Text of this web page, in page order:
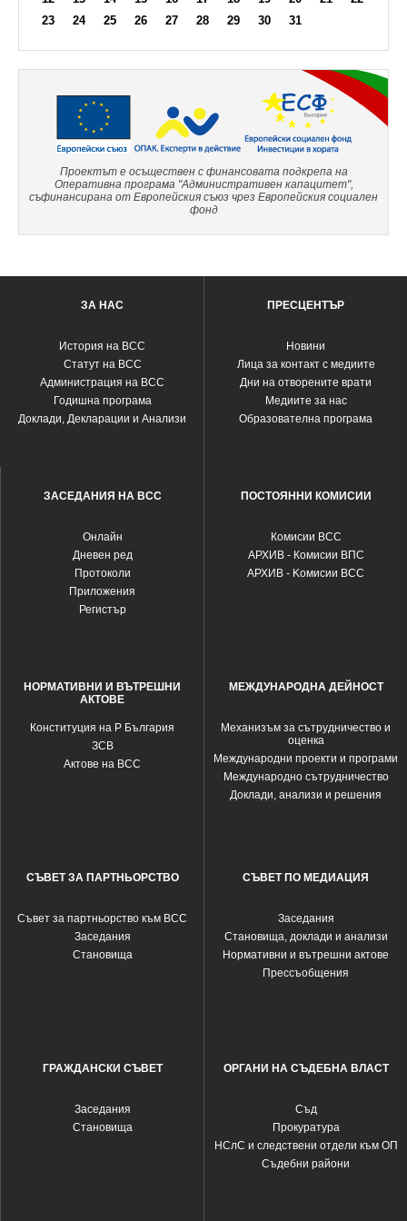
23
24 25 26 27 28 29 30 31
Проектът е осъществен с финансовата подкрепа на
Оперативна програма "Административен капацитет",
съфинансирана от Европейския съюз чрез Европейския социален
фонд
ЗА НАС
История на ВСС
Статут на ВСС
Администрация на ВСС
Годишна програма
Доклади, Декларации и Анализи
ПРЕСЦЕНТЪР
Новини
Лица за контакт с медиите
Дни на отворените врати
Медиите за нас
Образователна програма
ЗАСЕДАНИЯ НА ВСС
Oнлайн
Дневен ред
Протоколи
Приложения
Регистър
ПОСТОЯННИ КОМИСИИ
Комисии ВСС
АРХИВ - Комисии ВПС
АРХИВ - Kомисии ВСС
НОРМАТИВНИ И ВЪТРЕШНИ
АКТОВЕ
Конституция на Р България
ЗСВ
Актове на ВСС
МЕЖДУНАРОДНА ДЕЙНОСТ
Механизъм за сътрудничество и
оценка
Международни проекти и програми
Международно сътрудничество
Доклади, анализи и решения
СЪВЕТ ЗА ПАРТНЬОРСТВО
Съвет за партньорство към ВСС
Заседания
Становища
СЪВЕТ ПО МЕДИАЦИЯ
Заседания
Становища, доклади и анализи
Нормативни и вътрешни актове
Прессъобщения
ГРАЖДАНСКИ СЪВЕТ
Заседания
Становища
ОРГАНИ НА СЪДЕБНА ВЛАСТ
Съд
Прокуратура
НСлС и следствени отдели към ОП
Съдебни райони